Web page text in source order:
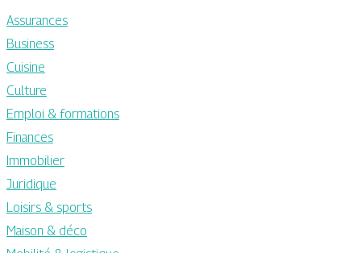
Assurances
Business
Cuisine
Culture
Emploi & formations
Finances
Immobilier
Juridique
Loisirs & sports
Maison & déco